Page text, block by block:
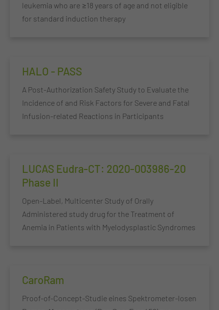
leukemia who are ≥18 years of age and not eligible
for standard induction therapy
HALO - PASS
A Post-Authorization Safety Study to Evaluate the
Incidence of and Risk Factors for Severe and Fatal
Infusion-related Reactions in Participants
LUCAS Eudra-CT: 2020-003986-20
Phase II
Open-Label, Multicenter Study of Orally
Administered study drug for the Treatment of
Anemia in Patients with Myelodysplastic Syndromes
CaroRam
Proof-of-Concept-Studie eines Spektrometer-losen